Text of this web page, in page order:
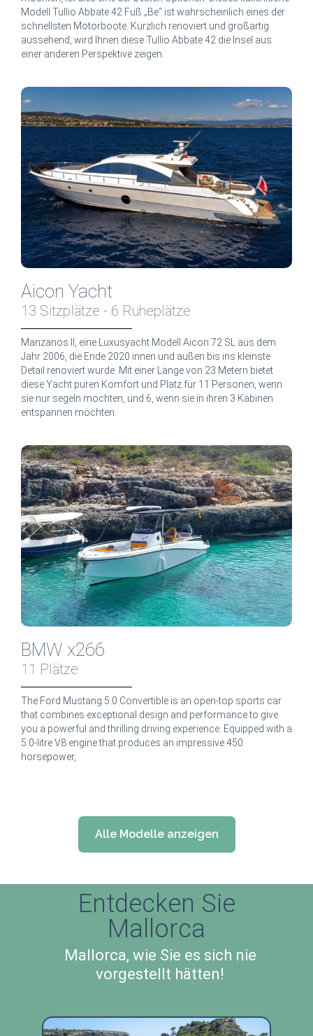
Modell Tullio Abbate 42 Fuß „Be“ ist wahrscheinlich eines der
schnellsten Motorboote. Kürzlich renoviert und großartig
aussehend, wird Ihnen diese Tullio Abbate 42 die Insel aus
einer anderen Perspektive zeigen.
Aicon Yacht
13 Sitzplätze - 6 Ruheplätze
Manzanos II, eine Luxusyacht Modell Aicon 72 SL aus dem
Jahr 2006, die Ende 2020 innen und außen bis ins kleinste
Detail renoviert wurde. Mit einer Länge von 23 Metern bietet
diese Yacht puren Komfort und Platz für 11 Personen, wenn
sie nur segeln möchten, und 6, wenn sie in ihren 3 Kabinen
entspannen möchten.
BMW x266
11 Plätze
The Ford Mustang 5.0 Convertible is an open-top sports car
that combines exceptional design and performance to give
you a powerful and thrilling driving experience. Equipped with a
5.0-litre V8 engine that produces an impressive 450
horsepower,
Alle Modelle anzeigen
Entdecken Sie
Mallorca
Mallorca, wie Sie es sich nie
vorgestellt hätten!